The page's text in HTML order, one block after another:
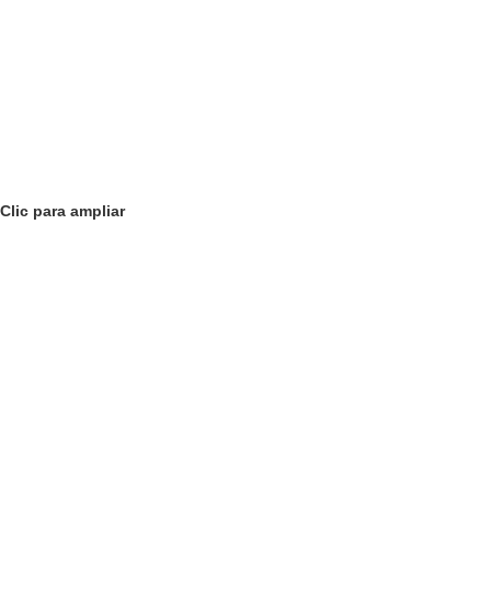
Clic para ampliar